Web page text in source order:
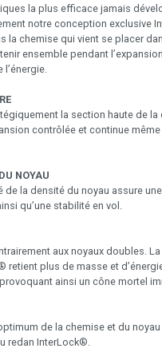
la plus efficace jamais
notre conception exclusive
la chemise qui vient se placer
ensemble pendant
la section haute de la
contrôlée et continue
NOYAU
de la densité du noyau assure une
qu’une stabilité en vol.
aux noyaux doubles. La
retient plus de masse et
ainsi un cône mortel
de la chemise et du
redan InterLock®.